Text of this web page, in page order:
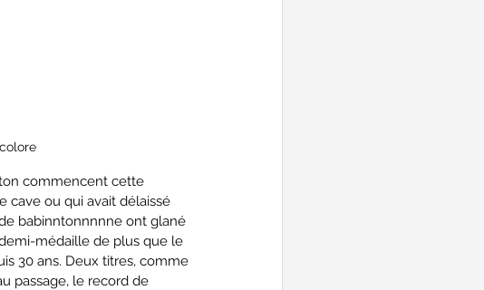
commencent cette
cave ou qui avait délaissé
babinntonnnnne ont glané
médaille de plus que le
30 ans. Deux titres, comme
passage, le record de